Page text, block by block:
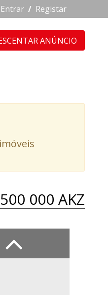
/ Registar
ANÚNCIO
000 AKZ